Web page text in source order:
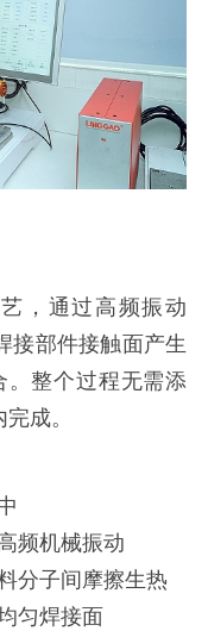
，通过高频振动
接部件接触面产生
。整个过程无需添
成。
频机械振动
分子间摩擦生热
匀焊接面